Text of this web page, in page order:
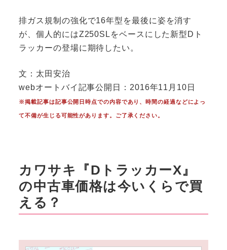
排ガス規制の強化で16年型を最後に姿を消す
が、個人的にはZ250SLをベースにした新型Dト
ラッカーの登場に期待したい。
文：太田安治
webオートバイ記事公開日：2016年11月10日
※掲載記事は記事公開日時点での内容であり、時間の経過などによっ
て不備が生じる可能性があります。ご了承ください。
カワサキ『DトラッカーX』
の中古車価格は今いくらで買
える？